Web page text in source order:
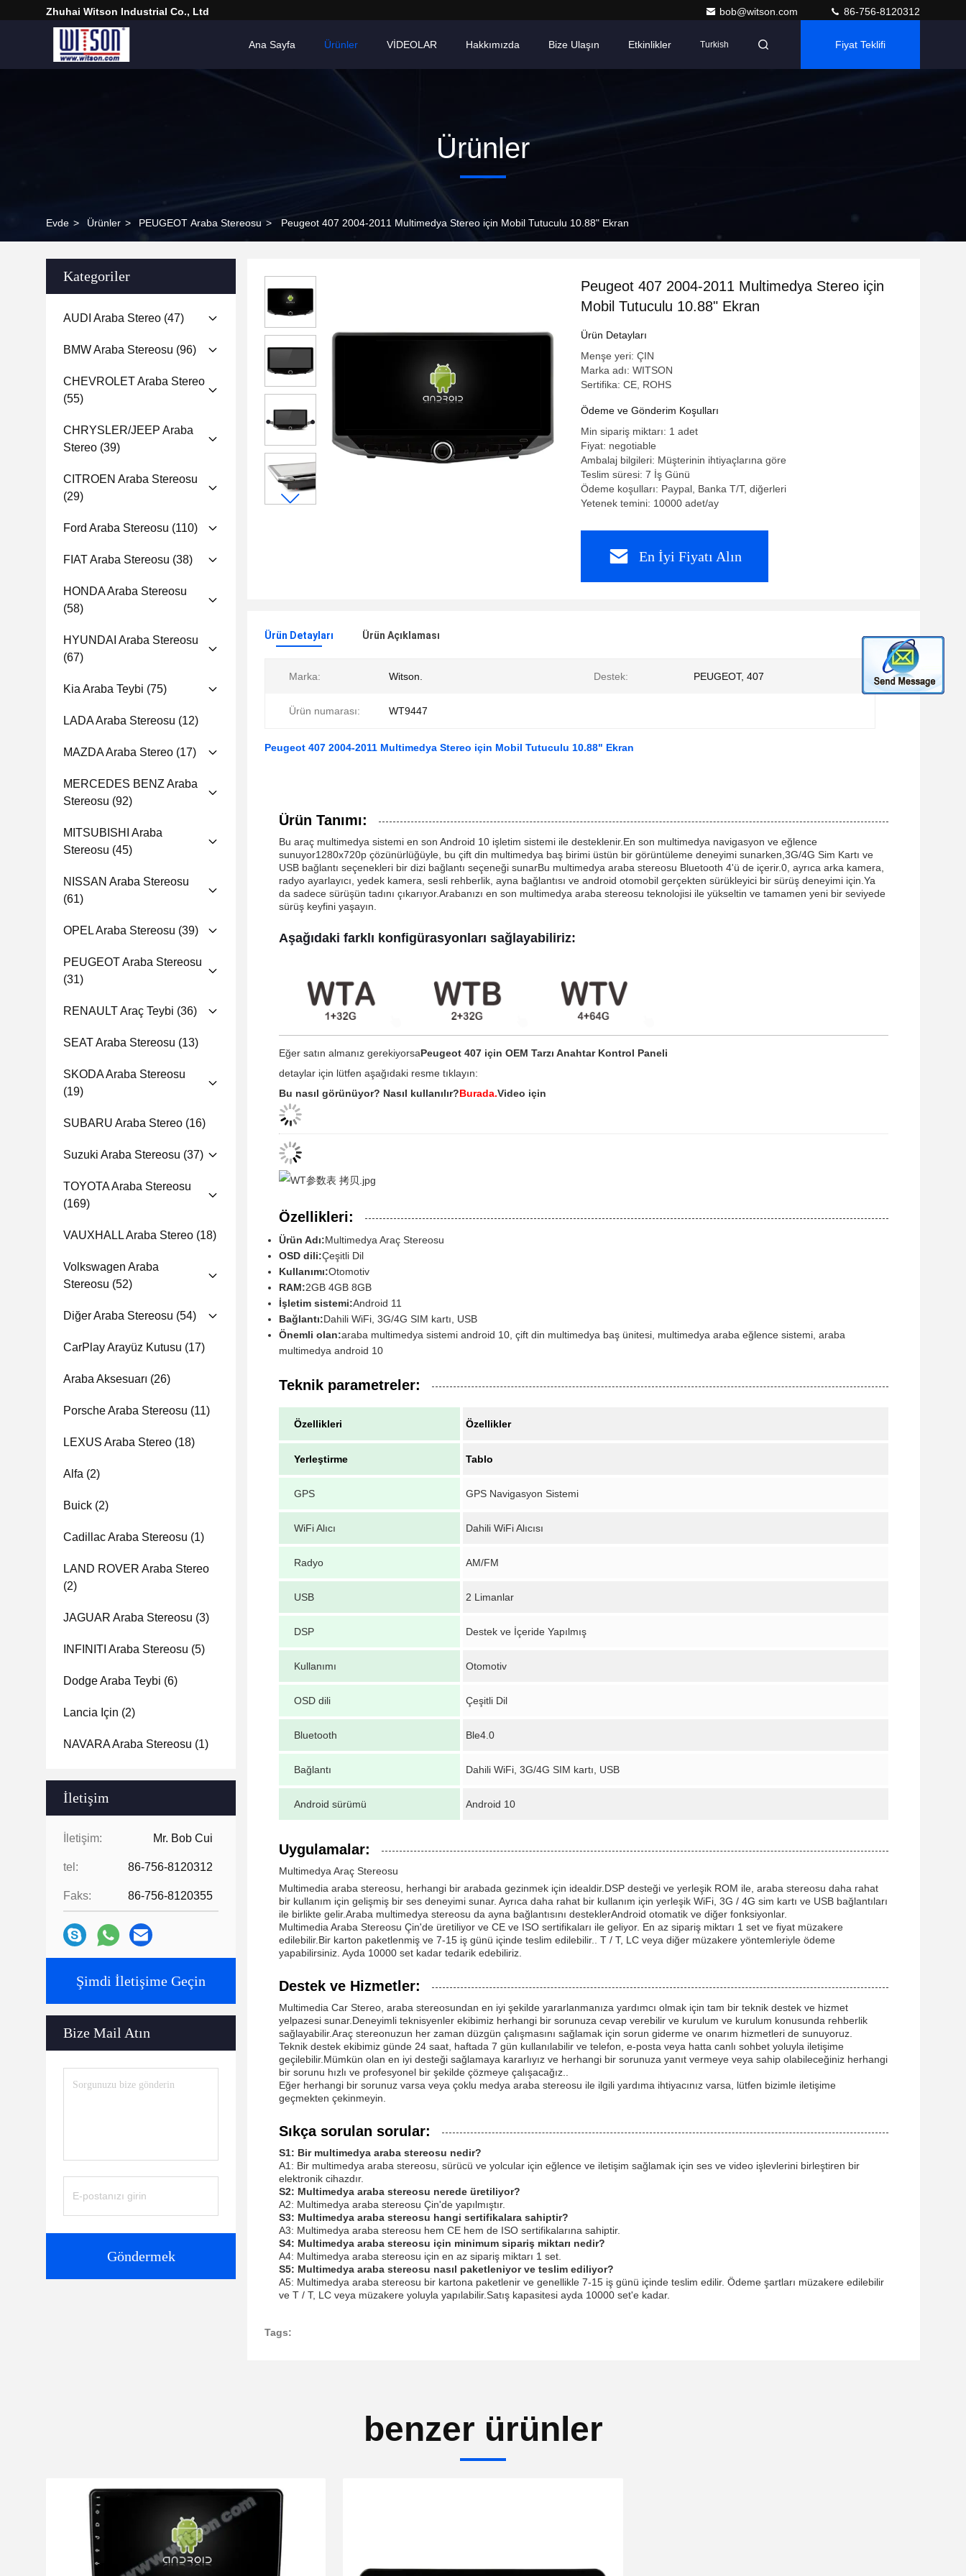
Zhuhai Witson Industrial Co., Ltd bob@witson.com 86-756-8120312
Ana Sayfa Ürünler VİDEOLAR Hakkımızda Bize Ulaşın Etkinlikler Turkish Fiyat Teklifi
Ürünler
Evde > Ürünler > PEUGEOT Araba Stereosu > Peugeot 407 2004-2011 Multimedya Stereo için Mobil Tutuculu 10.88" Ekran
Kategoriler
AUDI Araba Stereo (47)
BMW Araba Stereosu (96)
CHEVROLET Araba Stereo
(55)
CHRYSLER/JEEP Araba
Stereo (39)
CITROEN Araba Stereosu
(29)
Ford Araba Stereosu (110)
FIAT Araba Stereosu (38)
HONDA Araba Stereosu
(58)
HYUNDAI Araba Stereosu
(67)
Kia Araba Teybi (75)
LADA Araba Stereosu (12)
MAZDA Araba Stereo (17)
MERCEDES BENZ Araba
Stereosu (92)
MITSUBISHI Araba
Stereosu (45)
NISSAN Araba Stereosu
(61)
OPEL Araba Stereosu (39)
PEUGEOT Araba Stereosu
(31)
RENAULT Araç Teybi (36)
SEAT Araba Stereosu (13)
SKODA Araba Stereosu
(19)
SUBARU Araba Stereo (16)
Suzuki Araba Stereosu (37)
TOYOTA Araba Stereosu
(169)
VAUXHALL Araba Stereo (18)
Volkswagen Araba
Stereosu (52)
Diğer Araba Stereosu (54)
CarPlay Arayüz Kutusu (17)
Araba Aksesuarı (26)
Porsche Araba Stereosu (11)
LEXUS Araba Stereo (18)
Alfa (2)
Buick (2)
Cadillac Araba Stereosu (1)
LAND ROVER Araba Stereo
(2)
JAGUAR Araba Stereosu (3)
INFINITI Araba Stereosu (5)
Dodge Araba Teybi (6)
Lancia Için (2)
NAVARA Araba Stereosu (1)
İletişim
İletişim: Mr. Bob Cui
tel: 86-756-8120312
Faks: 86-756-8120355
Şimdi İletişime Geçin
Bize Mail Atın
Göndermek
Peugeot 407 2004-2011 Multimedya Stereo için
Mobil Tutuculu 10.88" Ekran
Ürün Detayları
Menşe yeri: ÇIN
Marka adı: WITSON
Sertifika: CE, ROHS
Ödeme ve Gönderim Koşulları
Min sipariş miktarı: 1 adet
Fiyat: negotiable
Ambalaj bilgileri: Müşterinin ihtiyaçlarına göre
Teslim süresi: 7 İş Günü
Ödeme koşulları: Paypal, Banka T/T, diğerleri
Yetenek temini: 10000 adet/ay
En İyi Fiyatı Alın
Ürün Detayları Ürün Açıklaması
Marka: Witson. Destek: PEUGEOT, 407
Ürün numarası: WT9447
Peugeot 407 2004-2011 Multimedya Stereo için Mobil Tutuculu 10.88" Ekran
Ürün Tanımı:
Bu araç multimedya sistemi en son Android 10 işletim sistemi ile desteklenir.En son multimedya navigasyon ve eğlence
sunuyor1280x720p çözünürlüğüyle, bu çift din multimedya baş birimi üstün bir görüntüleme deneyimi sunarken,3G/4G Sim Kartı ve
USB bağlantı seçenekleri bir dizi bağlantı seçeneği sunarBu multimedya araba stereosu Bluetooth 4'ü de içerir.0, ayrıca arka kamera,
radyo ayarlayıcı, yedek kamera, sesli rehberlik, ayna bağlantısı ve android otomobil gerçekten sürükleyici bir sürüş deneyimi için.Ya
da sadece sürüşün tadını çıkarıyor.Arabanızı en son multimedya araba stereosu teknolojisi ile yükseltin ve tamamen yeni bir seviyede
sürüş keyfini yaşayın.
Aşağıdaki farklı konfigürasyonları sağlayabiliriz:
Eğer satın almanız gerekiyorsaPeugeot 407 için OEM Tarzı Anahtar Kontrol Paneli
detaylar için lütfen aşağıdaki resme tıklayın:
Bu nasıl görünüyor? Nasıl kullanılır?Burada.Video için
Özellikleri:
Ürün Adı:Multimedya Araç Stereosu
OSD dili:Çeşitli Dil
Kullanımı:Otomotiv
RAM:2GB 4GB 8GB
İşletim sistemi:Android 11
Bağlantı:Dahili WiFi, 3G/4G SIM kartı, USB
Önemli olan:araba multimedya sistemi android 10, çift din multimedya baş ünitesi, multimedya araba eğlence sistemi, araba
multimedya android 10
Teknik parametreler:
Özellikleri Özellikler
Yerleştirme Tablo
GPS GPS Navigasyon Sistemi
WiFi Alıcı Dahili WiFi Alıcısı
Radyo AM/FM
USB 2 Limanlar
DSP Destek ve İçeride Yapılmış
Kullanımı Otomotiv
OSD dili Çeşitli Dil
Bluetooth Ble4.0
Bağlantı Dahili WiFi, 3G/4G SIM kartı, USB
Android sürümü Android 10
Uygulamalar:
Multimedya Araç Stereosu
Multimedia araba stereosu, herhangi bir arabada gezinmek için idealdir.DSP desteği ve yerleşik ROM ile, araba stereosu daha rahat
bir kullanım için gelişmiş bir ses deneyimi sunar. Ayrıca daha rahat bir kullanım için yerleşik WiFi, 3G / 4G sim kartı ve USB bağlantıları
ile birlikte gelir.Araba multimedya stereosu da ayna bağlantısını desteklerAndroid otomatik ve diğer fonksiyonlar.
Multimedia Araba Stereosu Çin'de üretiliyor ve CE ve ISO sertifikaları ile geliyor. En az sipariş miktarı 1 set ve fiyat müzakere
edilebilir.Bir karton paketlenmiş ve 7-15 iş günü içinde teslim edilebilir.. T / T, LC veya diğer müzakere yöntemleriyle ödeme
yapabilirsiniz. Ayda 10000 set kadar tedarik edebiliriz.
Destek ve Hizmetler:
Multimedia Car Stereo, araba stereosundan en iyi şekilde yararlanmanıza yardımcı olmak için tam bir teknik destek ve hizmet
yelpazesi sunar.Deneyimli teknisyenler ekibimiz herhangi bir sorunuza cevap verebilir ve kurulum ve kurulum konusunda rehberlik
sağlayabilir.Araç stereonuzun her zaman düzgün çalışmasını sağlamak için sorun giderme ve onarım hizmetleri de sunuyoruz.
Teknik destek ekibimiz günde 24 saat, haftada 7 gün kullanılabilir ve telefon, e-posta veya hatta canlı sohbet yoluyla iletişime
geçilebilir.Mümkün olan en iyi desteği sağlamaya kararlıyız ve herhangi bir sorunuza yanıt vermeye veya sahip olabileceğiniz herhangi
bir sorunu hızlı ve profesyonel bir şekilde çözmeye çalışacağız..
Eğer herhangi bir sorunuz varsa veya çoklu medya araba stereosu ile ilgili yardıma ihtiyacınız varsa, lütfen bizimle iletişime
geçmekten çekinmeyin.
Sıkça sorulan sorular:
S1: Bir multimedya araba stereosu nedir?
A1: Bir multimedya araba stereosu, sürücü ve yolcular için eğlence ve iletişim sağlamak için ses ve video işlevlerini birleştiren bir
elektronik cihazdır.
S2: Multimedya araba stereosu nerede üretiliyor?
A2: Multimedya araba stereosu Çin'de yapılmıştır.
S3: Multimedya araba stereosu hangi sertifikalara sahiptir?
A3: Multimedya araba stereosu hem CE hem de ISO sertifikalarına sahiptir.
S4: Multimedya araba stereosu için minimum sipariş miktarı nedir?
A4: Multimedya araba stereosu için en az sipariş miktarı 1 set.
S5: Multimedya araba stereosu nasıl paketleniyor ve teslim ediliyor?
A5: Multimedya araba stereosu bir kartona paketlenir ve genellikle 7-15 iş günü içinde teslim edilir. Ödeme şartları müzakere edilebilir
ve T / T, LC veya müzakere yoluyla yapılabilir.Satış kapasitesi ayda 10000 set'e kadar.
Tags:
benzer ürünler